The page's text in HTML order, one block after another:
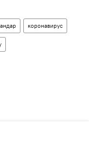
коронавирус